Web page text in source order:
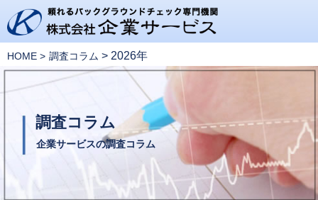
HOME 調査コラム > 2026年
調査コラム
企業サービスの調査コラム